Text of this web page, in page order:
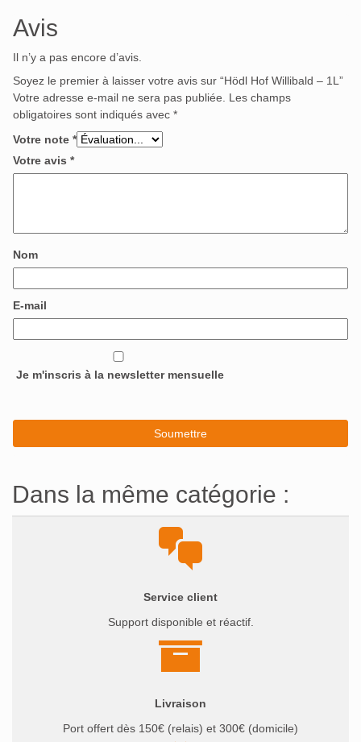
Avis
Il n’y a pas encore d’avis.
Soyez le premier à laisser votre avis sur “Hödl Hof Willibald – 1L”
Votre adresse e-mail ne sera pas publiée.
Les champs
obligatoires sont indiqués avec *
Votre note *
Votre avis *
Nom
E-mail
Je m'inscris à la newsletter mensuelle
Dans la même catégorie :
Service client
Support disponible et réactif.
Livraison
Port offert dès 150€ (relais) et 300€ (domicile)